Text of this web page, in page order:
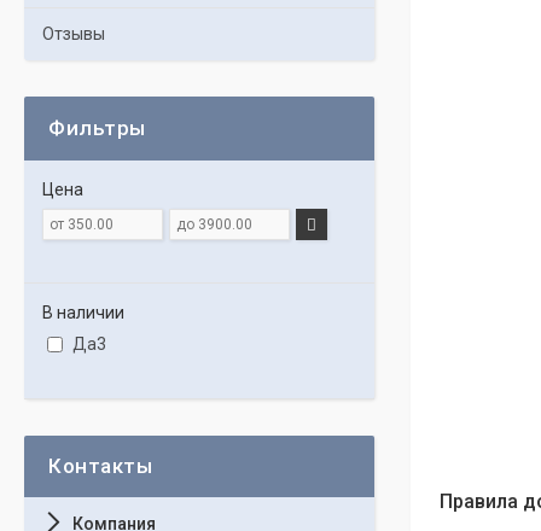
Правила
Отзывы
Фильтры
Цена
В наличии
Да3